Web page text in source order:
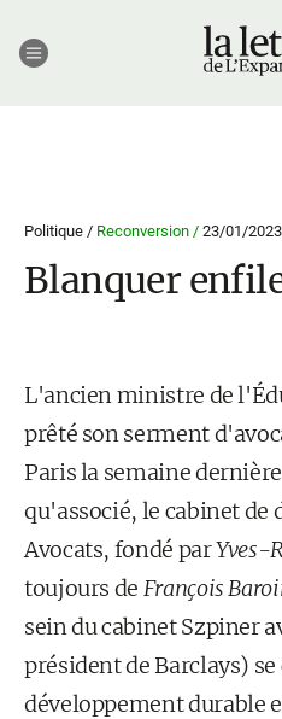
Politique / Reconversion / 23/01/2023
Blanquer
L'ancien ministre de
prêté son serment
Paris la semaine
qu'associé, le cabinet de
Avocats, fondé parYves-
toujours de François
sein du cabinet Szpiner
président de Barclays)
développement durable